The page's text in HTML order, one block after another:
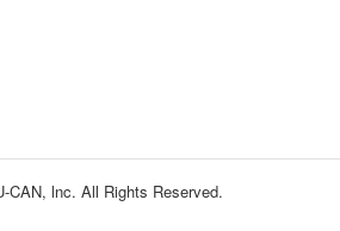
CAN, lnc. All Rights Reserved.